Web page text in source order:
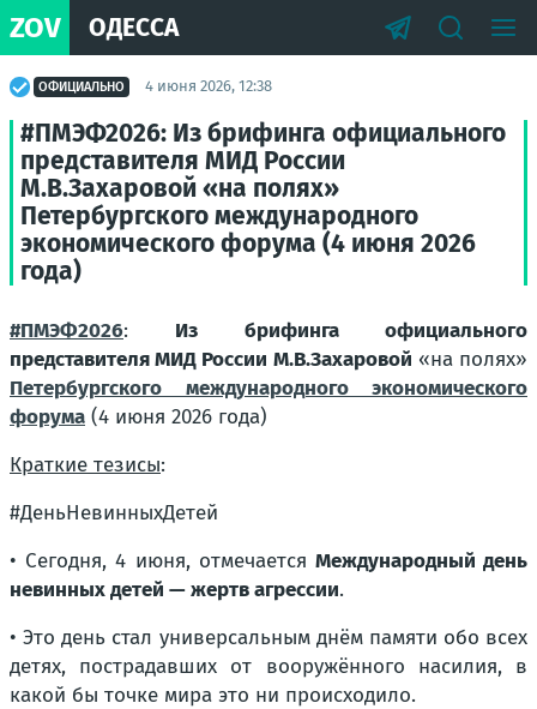
ZOV ОДЕССА
ОФИЦИАЛЬНО 4 июня 2026, 12:38
#ПМЭФ2026: Из брифинга официального
представителя МИД России
М.В.Захаровой «на полях»
Петербургского международного
экономического форума (4 июня 2026
года)
#ПМЭФ2026: Из брифинга официального
представителя МИД России М.В.Захаровой «на полях»
Петербургского международного экономического
форума (4 июня 2026 года)
Краткие тезисы:
#ДеньНевинныхДетей
• Сегодня, 4 июня, отмечается Международный день
невинных детей — жертв агрессии.
• Это день стал универсальным днём памяти обо всех
детях, пострадавших от вооружённого насилия, в
какой бы точке мира это ни происходило.